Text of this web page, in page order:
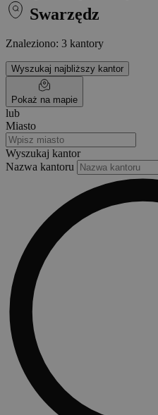
Swarzędz
Znaleziono: 3 kantory
Wyszukaj najbliższy kantor
Pokaż na mapie
lub
Miasto
Wyszukaj kantor
Nazwa kantoru